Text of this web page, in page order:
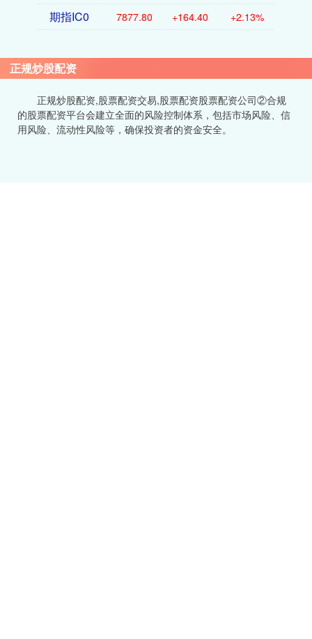
期指IC0 7877.80 +164.40 +2.13%
正规炒股配资
正规炒股配资,股票配资交易,股票配资股票配资公司②合规
的股票配资平台会建立全面的风险控制体系，包括市场风险、信
用风险、流动性风险等，确保投资者的资金安全。